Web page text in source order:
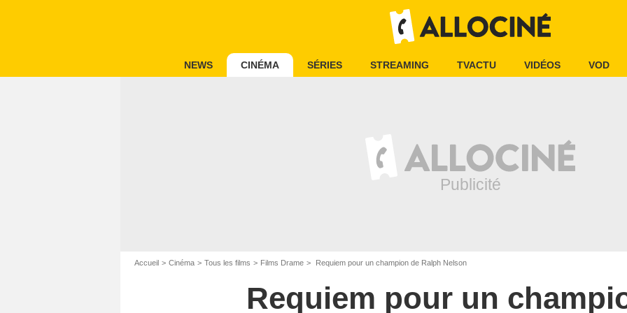
NEWS CINÉMA SÉRIES STREAMING TVACTU VIDÉOS VOD
Accueil Cinéma Tous les films Films Drame Requiem pour un champion de Ralph Nelson
Requiem pour un